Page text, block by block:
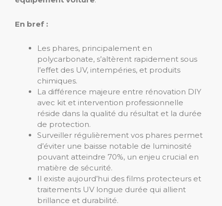
En bref :
Les phares, principalement en
polycarbonate, s’altèrent rapidement sous
l’effet des UV, intempéries, et produits
chimiques.
La différence majeure entre rénovation DIY
avec kit et intervention professionnelle
réside dans la qualité du résultat et la durée
de protection.
Surveiller régulièrement vos phares permet
d’éviter une baisse notable de luminosité
pouvant atteindre 70%, un enjeu crucial en
matière de sécurité.
Il existe aujourd’hui des films protecteurs et
traitements UV longue durée qui allient
brillance et durabilité.